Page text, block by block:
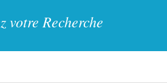
votre Recherche